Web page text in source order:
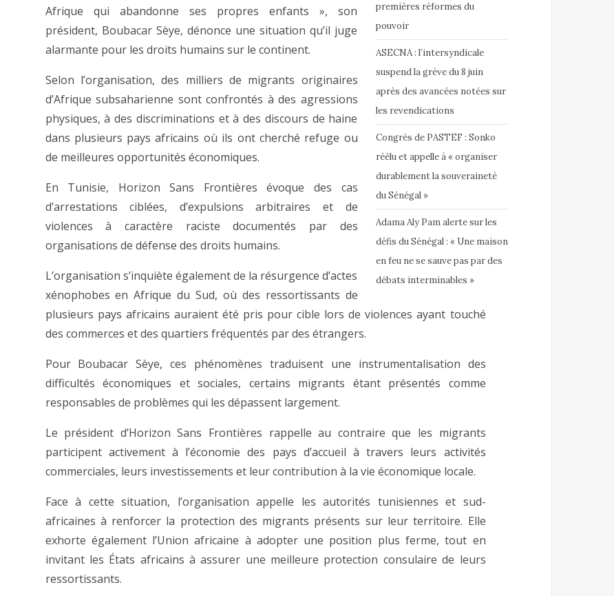
premières réformes du
pouvoir
ASECNA : l’intersyndicale
suspend la grève du 8 juin
après des avancées notées sur
les revendications
Congrès de PASTEF : Sonko
réélu et appelle à « organiser
durablement la souveraineté
du Sénégal »
Adama Aly Pam alerte sur les
défis du Sénégal : « Une maison
en feu ne se sauve pas par des
débats interminables »
Afrique qui abandonne ses propres enfants », son
président, Boubacar Sèye, dénonce une situation qu’il juge
alarmante pour les droits humains sur le continent.
Selon l’organisation, des milliers de migrants originaires
d’Afrique subsaharienne sont confrontés à des agressions
physiques, à des discriminations et à des discours de haine
dans plusieurs pays africains où ils ont cherché refuge ou
de meilleures opportunités économiques.
En Tunisie, Horizon Sans Frontières évoque des cas
d’arrestations ciblées, d’expulsions arbitraires et de
violences à caractère raciste documentés par des
organisations de défense des droits humains.
L’organisation s’inquiète également de la résurgence d’actes
xénophobes en Afrique du Sud, où des ressortissants de
plusieurs pays africains auraient été pris pour cible lors de violences ayant touché
des commerces et des quartiers fréquentés par des étrangers.
Pour Boubacar Sèye, ces phénomènes traduisent une instrumentalisation des
difficultés économiques et sociales, certains migrants étant présentés comme
responsables de problèmes qui les dépassent largement.
Le président d’Horizon Sans Frontières rappelle au contraire que les migrants
participent activement à l’économie des pays d’accueil à travers leurs activités
commerciales, leurs investissements et leur contribution à la vie économique locale.
Face à cette situation, l’organisation appelle les autorités tunisiennes et sud-
africaines à renforcer la protection des migrants présents sur leur territoire. Elle
exhorte également l’Union africaine à adopter une position plus ferme, tout en
invitant les États africains à assurer une meilleure protection consulaire de leurs
ressortissants.